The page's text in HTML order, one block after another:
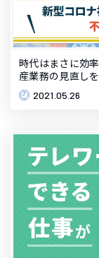
時代はまさに効
産業務の見直し
2021.05.26